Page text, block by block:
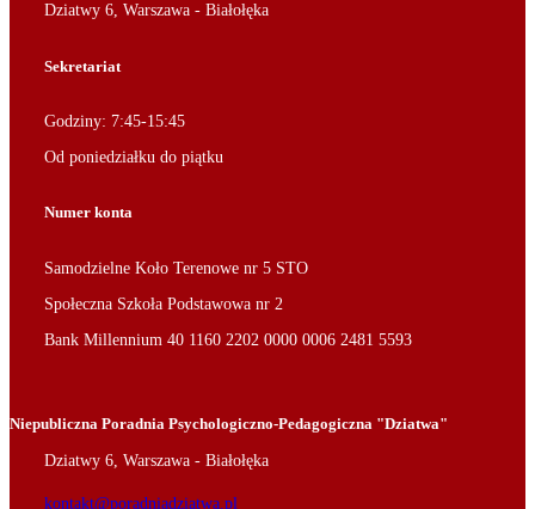
Dziatwy 6, Warszawa - Białołęka
Sekretariat
Godziny: 7:45-15:45
Od poniedziałku do piątku
Numer konta
Samodzielne Koło Terenowe nr 5 STO
Społeczna Szkoła Podstawowa nr 2
Bank Millennium 40 1160 2202 0000 0006 2481 5593
Niepubliczna Poradnia Psychologiczno-Pedagogiczna "Dziatwa"
Dziatwy 6, Warszawa - Białołęka
kontakt@poradniadziatwa.pl